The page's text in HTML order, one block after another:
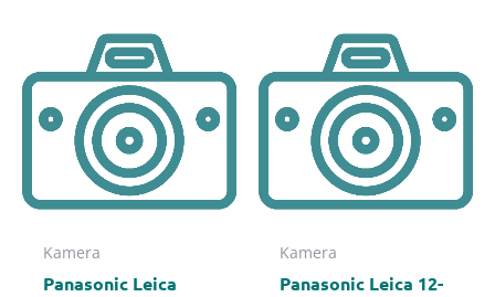
Kamera
Panasonic Leica
Kamera
Panasonic Leica 12-